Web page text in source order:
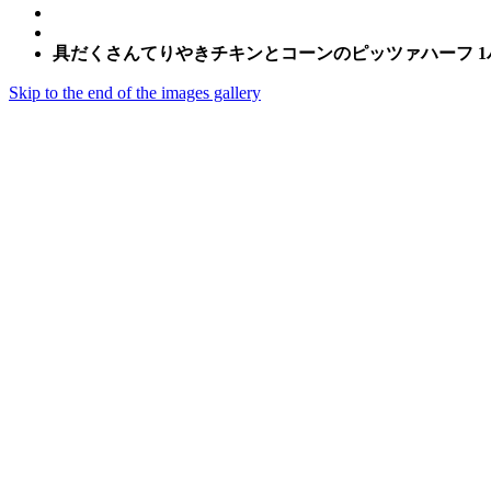
具だくさんてりやきチキンとコーンのピッツァハーフ 1
Skip to the end of the images gallery